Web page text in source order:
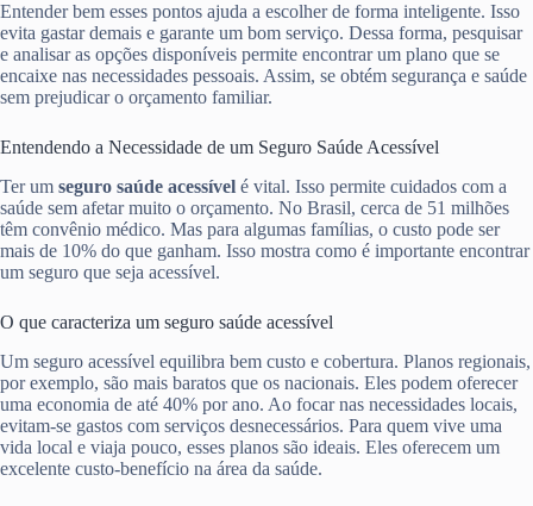
Entender bem esses pontos ajuda a escolher de forma inteligente. Isso
evita gastar demais e garante um bom serviço. Dessa forma, pesquisar
e analisar as opções disponíveis permite encontrar um plano que se
encaixe nas necessidades pessoais. Assim, se obtém segurança e saúde
sem prejudicar o orçamento familiar.
Entendendo a Necessidade de um Seguro Saúde Acessível
Ter um seguro saúde acessível é vital. Isso permite cuidados com a
saúde sem afetar muito o orçamento. No Brasil, cerca de 51 milhões
têm convênio médico. Mas para algumas famílias, o custo pode ser
mais de 10% do que ganham. Isso mostra como é importante encontrar
um seguro que seja acessível.
O que caracteriza um seguro saúde acessível
Um seguro acessível equilibra bem custo e cobertura. Planos regionais,
por exemplo, são mais baratos que os nacionais. Eles podem oferecer
uma economia de até 40% por ano. Ao focar nas necessidades locais,
evitam-se gastos com serviços desnecessários. Para quem vive uma
vida local e viaja pouco, esses planos são ideais. Eles oferecem um
excelente custo-benefício na área da saúde.